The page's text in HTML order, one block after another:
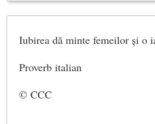
Iubirea dă minte femeilor și o
Proverb italian
© CCC